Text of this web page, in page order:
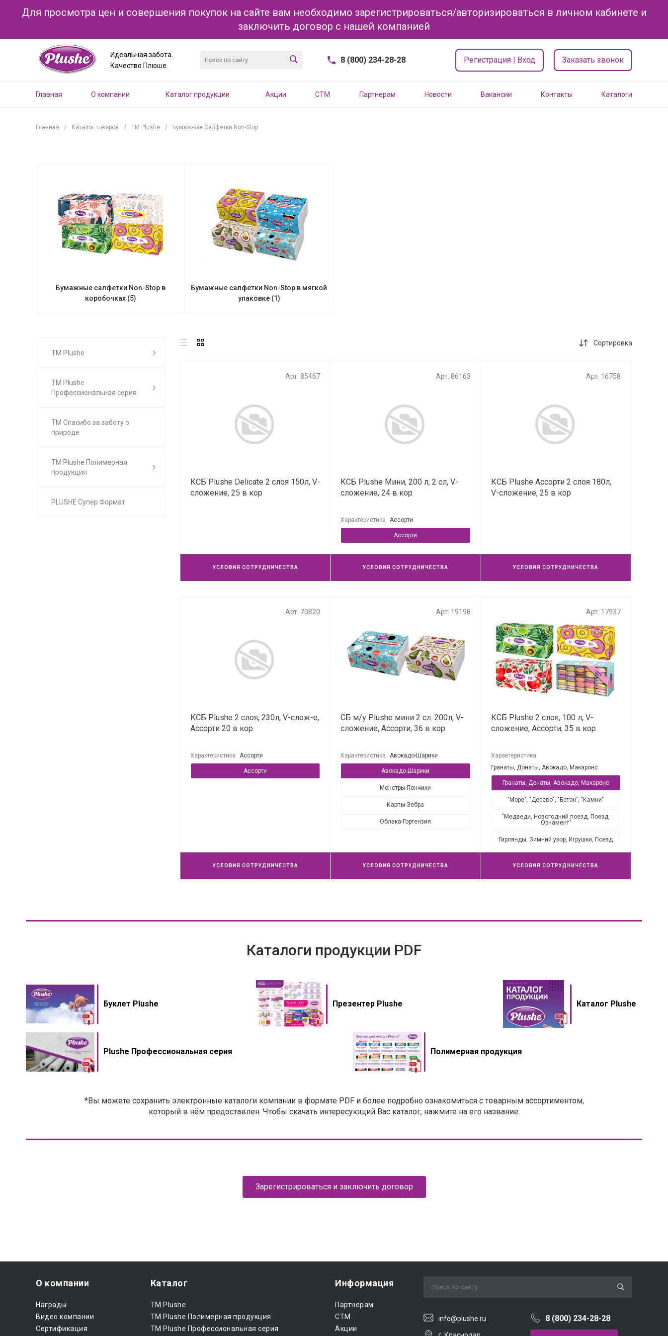
Для просмотра цен и совершения покупок на сайте вам необходимо зарегистрироваться/авторизироваться в личном кабинете и
заключить договор с нашей компанией
Идеальная забота.
Качество Плюше.
8 (800) 234-28-28 Регистрация | Вход Заказать звонок
Главная О компании Каталог продукции Акции CTM Партнерам Новости Вакансии Контакты Каталоги
Главная / Каталог товаров / ТМ Plushe / Бумажные Салфетки Non-Stop
Бумажные салфетки Non-Stop в
коробочках (5)
Бумажные салфетки Non-Stop в мягкой
упаковке (1)
ТМ Plushe
ТМ Plushe
Профессиональная серия
ТМ Спасибо за заботу о
природе
ТМ Plushe Полимерная
продукция
PLUSHE Супер Формат
Сортировка
Арт. 85467
КСБ Plushe Delicate 2 слоя 150л, V-
сложение, 25 в кор
УСЛОВИЯ СОТРУДНИЧЕСТВА
Арт. 86163
КСБ Plushe Мини, 200 л, 2 сл, V-
сложение, 24 в кор
Характеристика Ассорти
Ассорти
УСЛОВИЯ СОТРУДНИЧЕСТВА
Арт. 16758
КСБ Plushe Ассорти 2 слоя 180л,
V-сложение, 25 в кор
УСЛОВИЯ СОТРУДНИЧЕСТВА
Арт. 70820
КСБ Plushe 2 слоя, 230л, V-слож-е,
Ассорти 20 в кор
Характеристика Ассорти
Ассорти
УСЛОВИЯ СОТРУДНИЧЕСТВА
Арт. 19198
СБ м/у Plushe мини 2 сл. 200л, V-
сложение, Ассорти, 36 в кор
Характеристика Авокадо-Шарики
Авокадо-Шарики
Монстры-Пончики
Карпы-Зебра
Облака-Гортензия
УСЛОВИЯ СОТРУДНИЧЕСТВА
Арт. 17937
КСБ Plushe 2 слоя, 100 л, V-
сложение, Ассорти, 35 в кор
Характеристика
Гранаты, Донаты, Авокадо, Макаронс
Гранаты, Донаты, Авокадо, Макаронс
"Море", "Дерево", "Бетон", "Камни"
"Медведи, Новогодний поезд, Поезд,
Орнамент"
Гирлянды, Зимний узор, Игрушки, Поезд
УСЛОВИЯ СОТРУДНИЧЕСТВА
Каталоги продукции PDF
Буклет Plushe Презентер Plushe Каталог Plushe
Plushe Профессиональная серия Полимерная продукция
*Вы можете сохранить электронные каталоги компании в формате PDF и более подробно ознакомиться с товарным ассортиментом,
который в нём предоставлен. Чтобы скачать интересующий Вас каталог, нажмите на его название.
Зарегистрироваться и заключить договор
О компании
Награды
Видео компании
Сертификация
Каталог
ТМ Plushe
ТМ Plushe Полимерная продукция
ТМ Plushe Профессиональная серия
Информация
Партнерам
CTM
Акции
info@plushe.ru 8 (800) 234-28-28